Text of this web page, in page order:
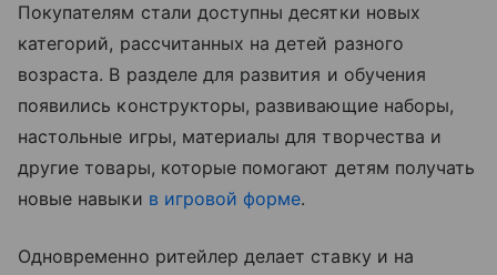
Покупателям стали доступны десятки новых
категорий, рассчитанных на детей разного
возраста. В разделе для развития и обучения
появились конструкторы, развивающие наборы,
настольные игры, материалы для творчества и
другие товары, которые помогают детям получать
новые навыки в игровой форме.
Одновременно ритейлер делает ставку и на